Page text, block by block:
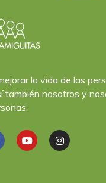
la vida de las
también nosotros y